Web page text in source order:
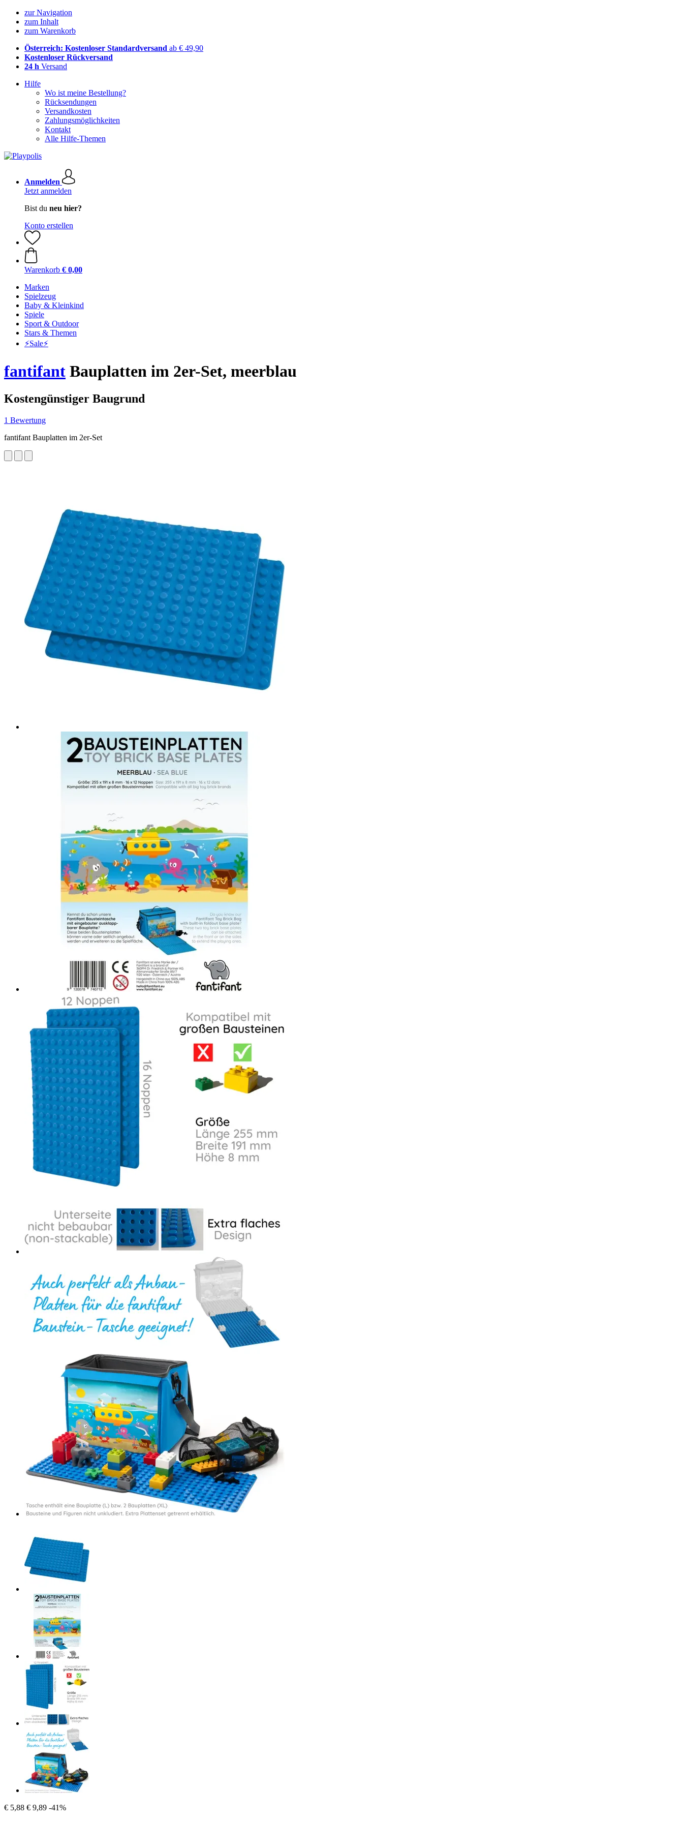
zur Navigation
zum Inhalt
zum Warenkorb
Österreich: Kostenloser Standardversand ab € 49,90
Kostenloser Rückversand
24 h Versand
Hilfe
Wo ist meine Bestellung?
Rücksendungen
Versandkosten
Zahlungsmöglichkeiten
Kontakt
Alle Hilfe-Themen
Anmelden
Jetzt anmelden
Bist du neu hier?
Konto erstellen
Warenkorb € 0,00
Marken
Spielzeug
Baby & Kleinkind
Spiele
Sport & Outdoor
Stars & Themen
⚡️Sale⚡️
fantifant Bauplatten im 2er-Set, meerblau
Kostengünstiger Baugrund
1 Bewertung
fantifant Bauplatten im 2er-Set
€ 5,88 € 9,89 -41%